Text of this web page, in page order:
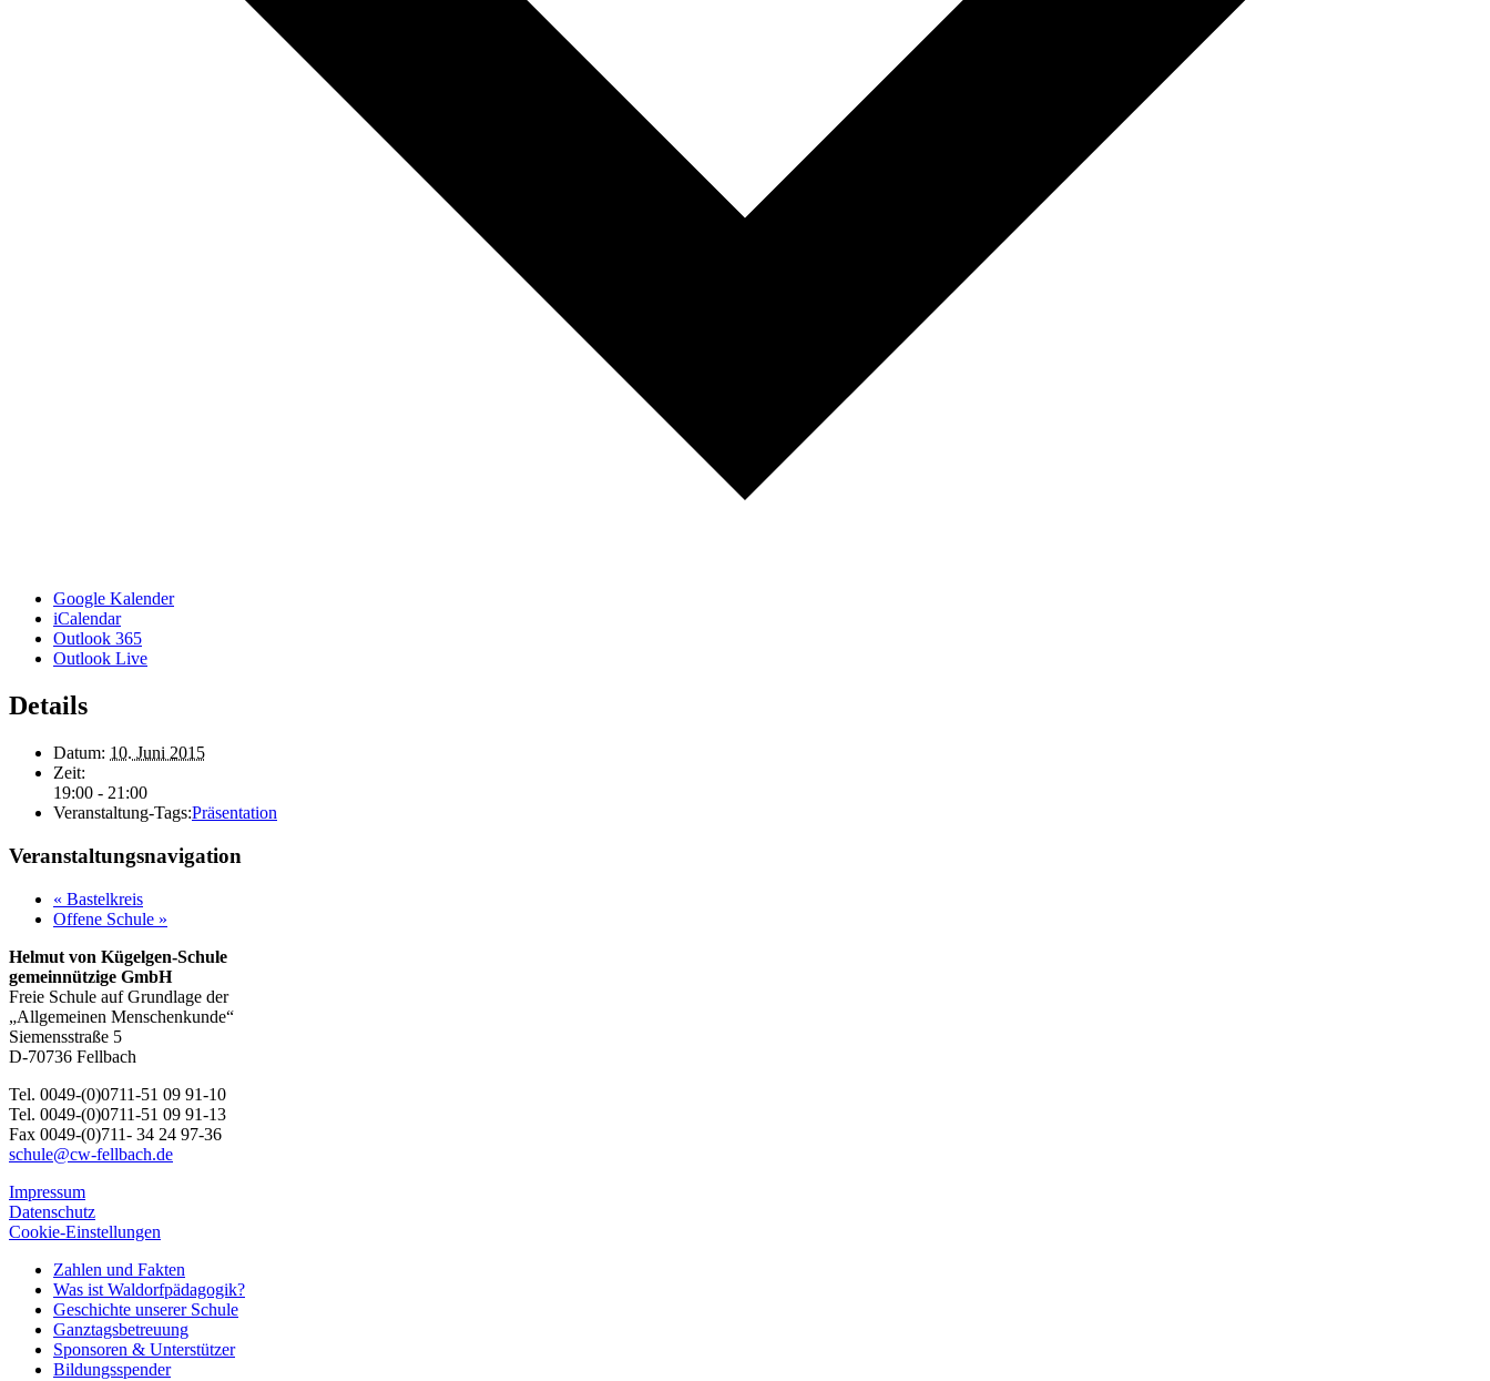
Google Kalender
iCalendar
Outlook 365
Outlook Live
Details
Datum: 10. Juni 2015
Zeit:
19:00 - 21:00
Veranstaltung-Tags:Präsentation
Veranstaltungsnavigation
« Bastelkreis
Offene Schule »
Helmut von Kügelgen-Schule
gemeinnützige GmbH
Freie Schule auf Grundlage der
„Allgemeinen Menschenkunde“
Siemensstraße 5
D-70736 Fellbach
Tel. 0049-(0)0711-51 09 91-10
Tel. 0049-(0)0711-51 09 91-13
Fax 0049-(0)711- 34 24 97-36
schule@cw-fellbach.de
Impressum
Datenschutz
Cookie-Einstellungen
Zahlen und Fakten
Was ist Waldorfpädagogik?
Geschichte unserer Schule
Ganztagsbetreuung
Sponsoren & Unterstützer
Bildungsspender